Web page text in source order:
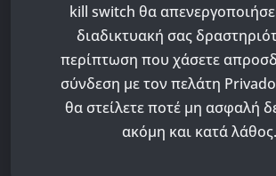
kill switch θα
διαδικτυακή σας
περίπτωση που χάσετε
σύνδεση με τον πελάτη
θα στείλετε ποτέ μη ασφαλή
ακόμη και κατά λάθος.